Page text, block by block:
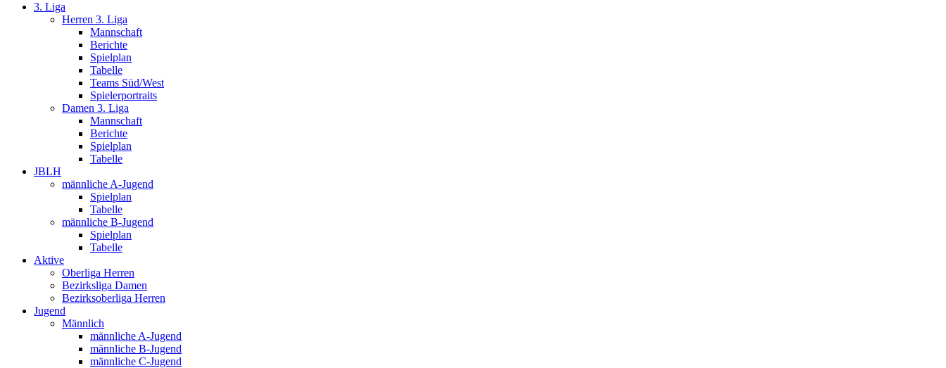
3. Liga
Herren 3. Liga
Mannschaft
Berichte
Spielplan
Tabelle
Teams Süd/West
Spielerportraits
Damen 3. Liga
Mannschaft
Berichte
Spielplan
Tabelle
JBLH
männliche A-Jugend
Spielplan
Tabelle
männliche B-Jugend
Spielplan
Tabelle
Aktive
Oberliga Herren
Bezirksliga Damen
Bezirksoberliga Herren
Jugend
Männlich
männliche A-Jugend
männliche B-Jugend
männliche C-Jugend